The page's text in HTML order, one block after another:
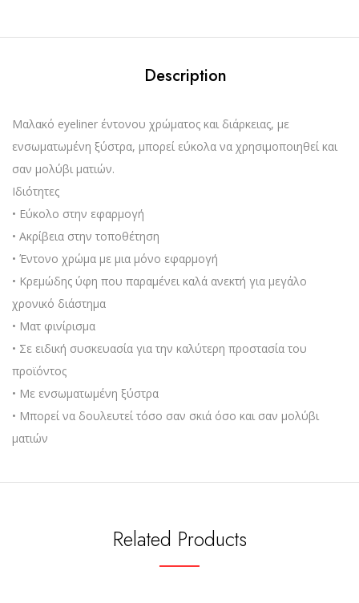
Description
Μαλακό eyeliner έντονου χρώματος και διάρκειας, με
ενσωματωμένη ξύστρα, μπορεί εύκολα να χρησιμοποιηθεί και
σαν μολύβι ματιών.
Ιδιότητες
• Εύκολο στην εφαρμογή
• Ακρίβεια στην τοποθέτηση
• Έντονο χρώμα με μια μόνο εφαρμογή
• Κρεμώδης ύφη που παραμένει καλά ανεκτή για μεγάλο
χρονικό διάστημα
• Ματ φινίρισμα
• Σε ειδική συσκευασία για την καλύτερη προστασία του
προϊόντος
• Με ενσωματωμένη ξύστρα
• Μπορεί να δουλευτεί τόσο σαν σκιά όσο και σαν μολύβι
ματιών
Related Products